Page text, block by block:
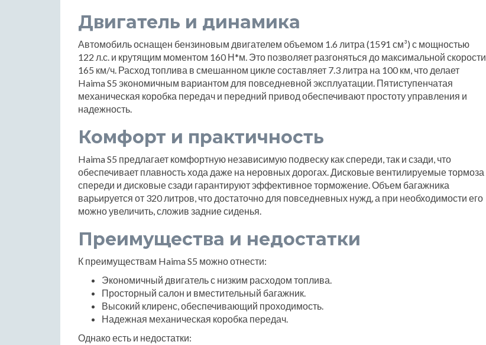
Двигатель и динамика
Автомобиль оснащен бензиновым двигателем объемом 1.6 литра (1591 см³) с мощностью
122 л.с. и крутящим моментом 160 Н*м. Это позволяет разгоняться до максимальной скорости
165 км/ч. Расход топлива в смешанном цикле составляет 7.3 литра на 100 км, что делает
Haima S5 экономичным вариантом для повседневной эксплуатации. Пятиступенчатая
механическая коробка передач и передний привод обеспечивают простоту управления и
надежность.
Комфорт и практичность
Haima S5 предлагает комфортную независимую подвеску как спереди, так и сзади, что
обеспечивает плавность хода даже на неровных дорогах. Дисковые вентилируемые тормоза
спереди и дисковые сзади гарантируют эффективное торможение. Объем багажника
варьируется от 320 литров, что достаточно для повседневных нужд, а при необходимости его
можно увеличить, сложив задние сиденья.
Преимущества и недостатки
К преимуществам Haima S5 можно отнести:
Экономичный двигатель с низким расходом топлива.
Просторный салон и вместительный багажник.
Высокий клиренс, обеспечивающий проходимость.
Надежная механическая коробка передач.
Однако есть и недостатки: